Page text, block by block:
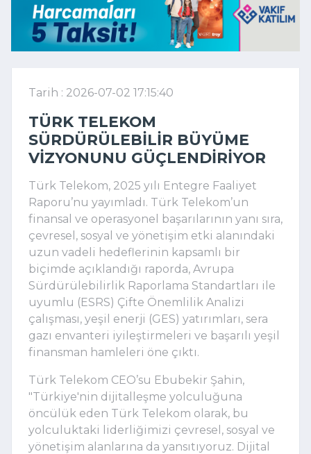
Tarih : 2026-07-02 17:15:40
TÜRK TELEKOM
SÜRDÜRÜLEBILIR BÜYÜME
VIZYONUNU GÜÇLENDIRIYOR
Türk Telekom, 2025 yılı Entegre Faaliyet
Raporu’nu yayımladı. Türk Telekom’un
finansal ve operasyonel başarılarının yanı sıra,
çevresel, sosyal ve yönetişim etki alanındaki
uzun vadeli hedeflerinin kapsamlı bir
biçimde açıklandığı raporda, Avrupa
Sürdürülebilirlik Raporlama Standartları ile
uyumlu (ESRS) Çifte Önemlilik Analizi
çalışması, yeşil enerji (GES) yatırımları, sera
gazı envanteri iyileştirmeleri ve başarılı yeşil
finansman hamleleri öne çıktı.
Türk Telekom CEO’su Ebubekir Şahin,
"Türkiye'nin dijitalleşme yolculuğuna
öncülük eden Türk Telekom olarak, bu
yolculuktaki liderliğimizi çevresel, sosyal ve
yönetişim alanlarına da yansıtıyoruz. Dijital